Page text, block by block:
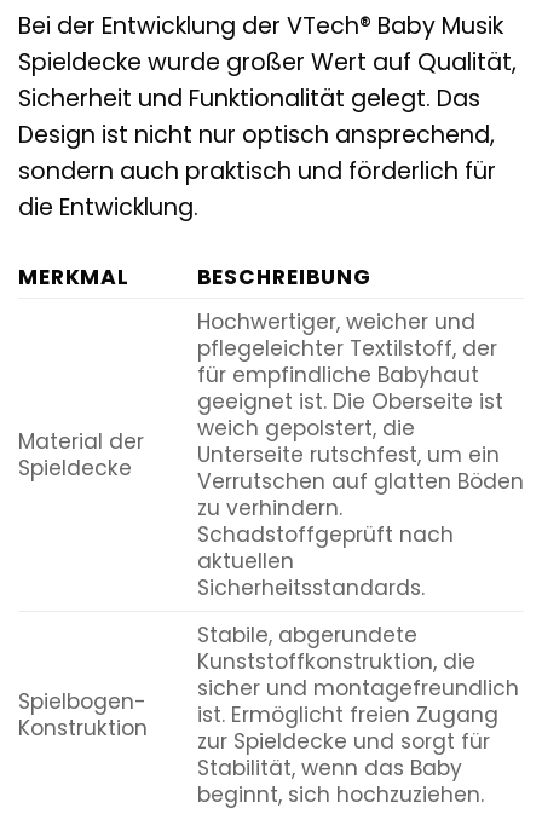
Bei der Entwicklung der VTech® Baby Musik
Spieldecke wurde großer Wert auf Qualität,
Sicherheit und Funktionalität gelegt. Das
Design ist nicht nur optisch ansprechend,
sondern auch praktisch und förderlich für
die Entwicklung.
MERKMAL BESCHREIBUNG
Material der
Spieldecke
Hochwertiger, weicher und
pflegeleichter Textilstoff, der
für empfindliche Babyhaut
geeignet ist. Die Oberseite ist
weich gepolstert, die
Unterseite rutschfest, um ein
Verrutschen auf glatten Böden
zu verhindern.
Schadstoffgeprüft nach
aktuellen
Sicherheitsstandards.
Spielbogen-
Konstruktion
Stabile, abgerundete
Kunststoffkonstruktion, die
sicher und montagefreundlich
ist. Ermöglicht freien Zugang
zur Spieldecke und sorgt für
Stabilität, wenn das Baby
beginnt, sich hochzuziehen.